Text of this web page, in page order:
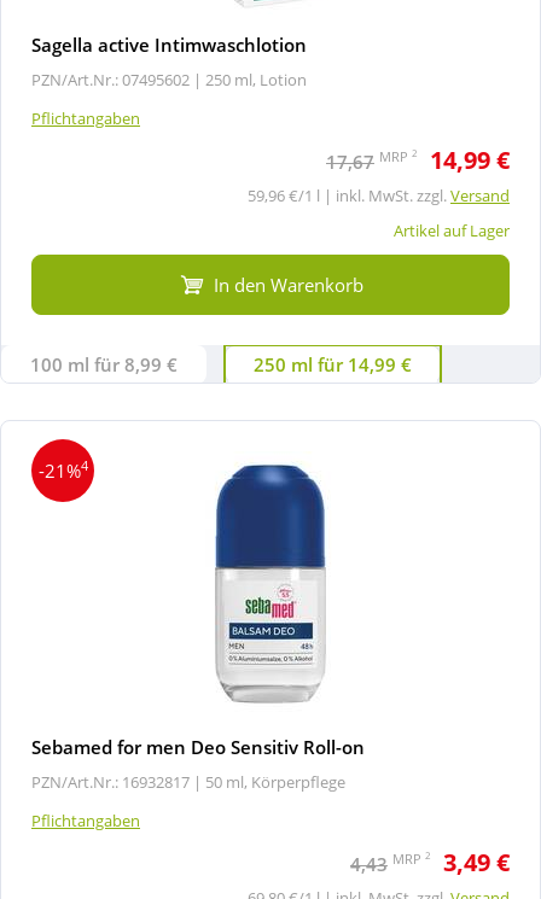
Sagella active Intimwaschlotion
PZN/Art.Nr.: 07495602 | 250 ml, Lotion
Pflichtangaben
17,67 MRP 2 14,99 €
59,96 €/1 l | inkl. MwSt. zzgl.Versand
Artikel auf Lager
In den Warenkorb
100 ml für 8,99 € 250 ml für 14,99 €
-21%4
Sebamed for men Deo Sensitiv Roll-on
PZN/Art.Nr.: 16932817 | 50 ml, Körperpflege
Pflichtangaben
4,43 MRP 2 3,49 €